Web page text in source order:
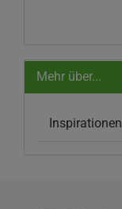
Mehr über...